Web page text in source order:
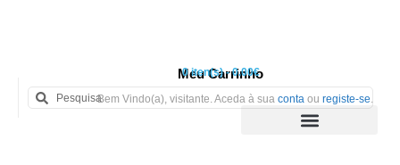
Meu Carrinho
0 iten(s) - 0.00€
Bem Vindo(a), visitante. Aceda à sua conta ou registe-se.